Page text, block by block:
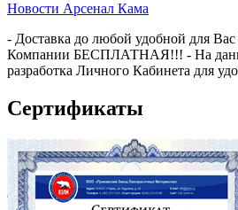
Новости Арсенал Кама
- Доставка до любой удобной для
Компании БЕСПЛАТНАЯ!!! - На
разработка Личного Кабинета для
Сертификаты